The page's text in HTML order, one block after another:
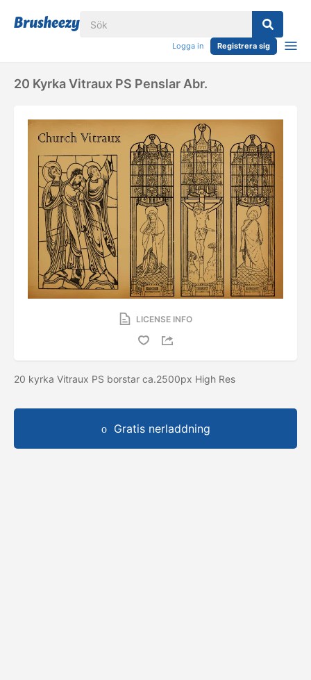
Logga in Registrera sig
20 Kyrka Vitraux PS Penslar Abr.
LICENSE INFO
20 kyrka Vitraux PS borstar ca.2500px High Res
Gratis nerladdning